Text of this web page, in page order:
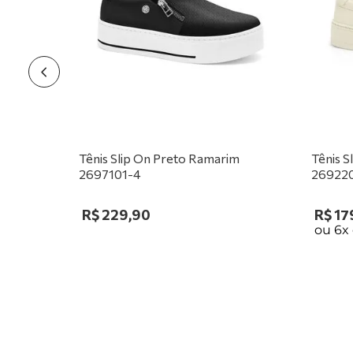
Tênis Slip On Preto Ramarim
2697101-4
R$229,90
Tênis
R$
ou6x